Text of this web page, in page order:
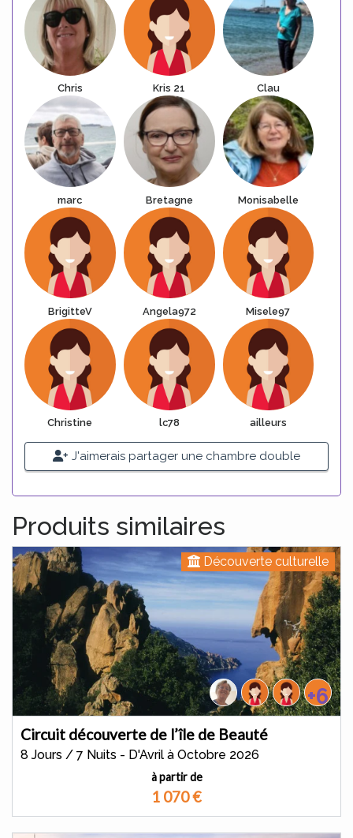
Chris Kris 21 Clau
marc Bretagne Monisabelle
BrigitteV Angela972 Misele97
Christine lc78 ailleurs
J'aimerais partager une chambre double
Produits similaires
Découverte culturelle
+6
Circuit découverte de l’île de Beauté
8 Jours / 7 Nuits - D'Avril à Octobre 2026
à partir de
1 070€